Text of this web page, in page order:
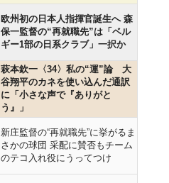
欧州初の日本人指揮官誕生へ 森
保一監督の“再就職先”は「ベル
ギー1部の日系クラブ」一択か
萩本欽一〈34〉私の“運”論 大
谷翔平のカネを使い込んだ通訳
に「小さな声で『ありがと
う』」
新庄監督の“再就職先”に挙がるま
さかの球団 采配に賛否もチーム
のテコ入れ役にうってつけ